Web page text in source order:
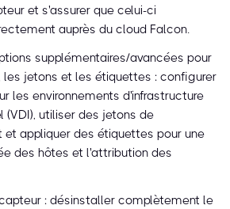
et s'assurer que celui-ci
auprès du cloud Falcon.
supplémentaires/avancées pour
les jetons et les étiquettes : configurer
les environnements d'infrastructure
(VDI), utiliser des jetons de
et appliquer des étiquettes pour une
des hôtes et l'attribution des
: désinstaller complètement le